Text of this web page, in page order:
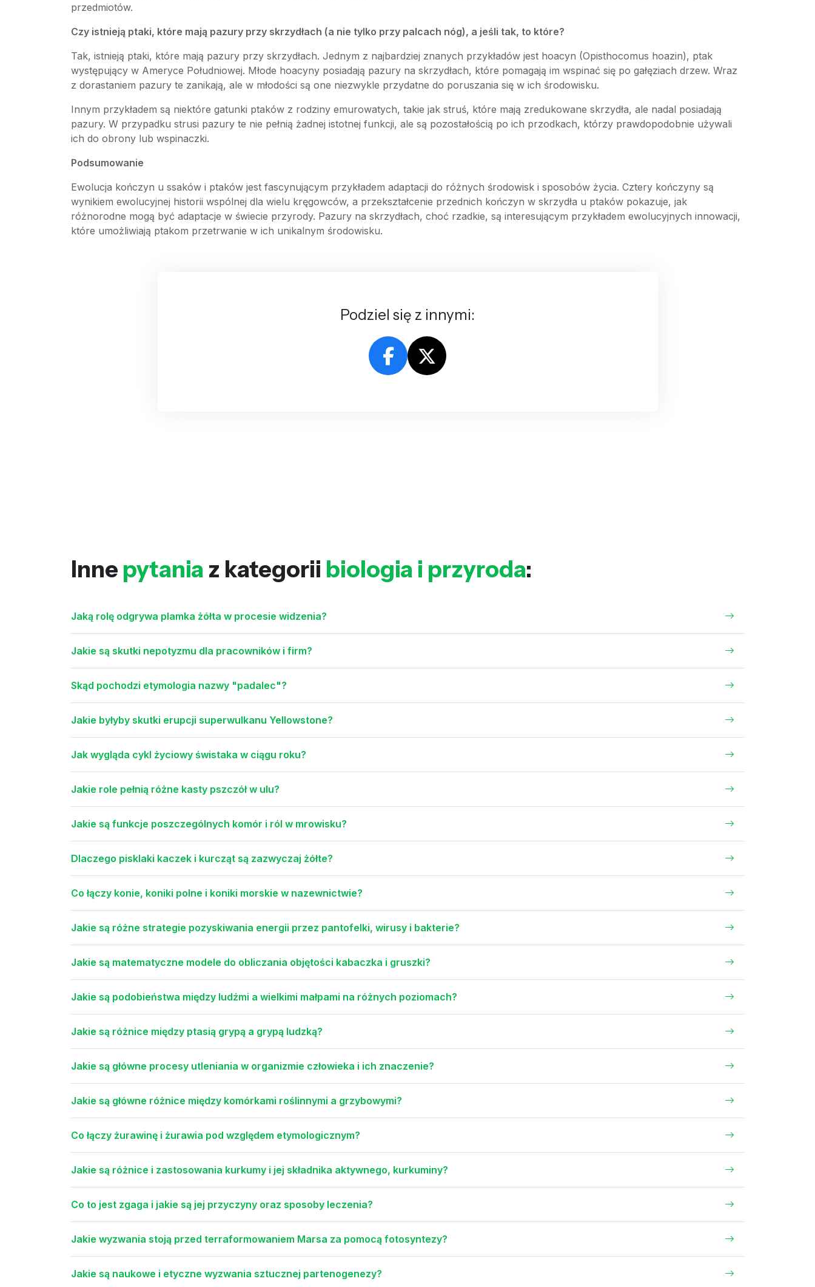
przedmiotów.
Czy istnieją ptaki, które mają pazury przy skrzydłach (a nie tylko przy palcach nóg), a jeśli tak, to które?
Tak, istnieją ptaki, które mają pazury przy skrzydłach. Jednym z najbardziej znanych przykładów jest hoacyn (Opisthocomus hoazin), ptak
występujący w Ameryce Południowej. Młode hoacyny posiadają pazury na skrzydłach, które pomagają im wspinać się po gałęziach drzew. Wraz
z dorastaniem pazury te zanikają, ale w młodości są one niezwykle przydatne do poruszania się w ich środowisku.
Innym przykładem są niektóre gatunki ptaków z rodziny emurowatych, takie jak struś, które mają zredukowane skrzydła, ale nadal posiadają
pazury. W przypadku strusi pazury te nie pełnią żadnej istotnej funkcji, ale są pozostałością po ich przodkach, którzy prawdopodobnie używali
ich do obrony lub wspinaczki.
Podsumowanie
Ewolucja kończyn u ssaków i ptaków jest fascynującym przykładem adaptacji do różnych środowisk i sposobów życia. Cztery kończyny są
wynikiem ewolucyjnej historii wspólnej dla wielu kręgowców, a przekształcenie przednich kończyn w skrzydła u ptaków pokazuje, jak
różnorodne mogą być adaptacje w świecie przyrody. Pazury na skrzydłach, choć rzadkie, są interesującym przykładem ewolucyjnych innowacji,
które umożliwiają ptakom przetrwanie w ich unikalnym środowisku.
Podziel się z innymi:
Inne pytania z kategorii biologia i przyroda:
Jaką rolę odgrywa plamka żółta w procesie widzenia?
Jakie są skutki nepotyzmu dla pracowników i firm?
Skąd pochodzi etymologia nazwy "padalec"?
Jakie byłyby skutki erupcji superwulkanu Yellowstone?
Jak wygląda cykl życiowy świstaka w ciągu roku?
Jakie role pełnią różne kasty pszczół w ulu?
Jakie są funkcje poszczególnych komór i ról w mrowisku?
Dlaczego pisklaki kaczek i kurcząt są zazwyczaj żółte?
Co łączy konie, koniki polne i koniki morskie w nazewnictwie?
Jakie są różne strategie pozyskiwania energii przez pantofelki, wirusy i bakterie?
Jakie są matematyczne modele do obliczania objętości kabaczka i gruszki?
Jakie są podobieństwa między ludźmi a wielkimi małpami na różnych poziomach?
Jakie są różnice między ptasią grypą a grypą ludzką?
Jakie są główne procesy utleniania w organizmie człowieka i ich znaczenie?
Jakie są główne różnice między komórkami roślinnymi a grzybowymi?
Co łączy żurawinę i żurawia pod względem etymologicznym?
Jakie są różnice i zastosowania kurkumy i jej składnika aktywnego, kurkuminy?
Co to jest zgaga i jakie są jej przyczyny oraz sposoby leczenia?
Jakie wyzwania stoją przed terraformowaniem Marsa za pomocą fotosyntezy?
Jakie są naukowe i etyczne wyzwania sztucznej partenogenezy?